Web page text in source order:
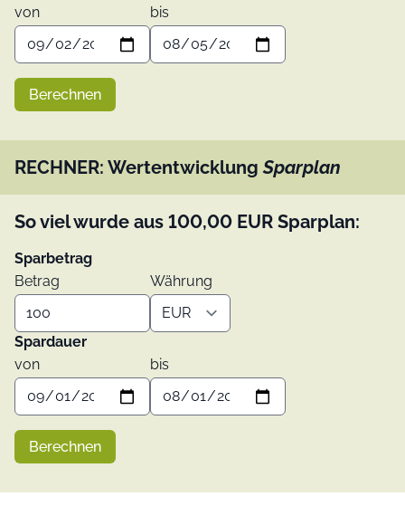
von bis
Berechnen
RECHNER: WertentwicklungSparplan
So viel wurde aus 100,00 EUR Sparplan:
Sparbetrag
Betrag
Währung
Spardauer
von
bis
Berechnen